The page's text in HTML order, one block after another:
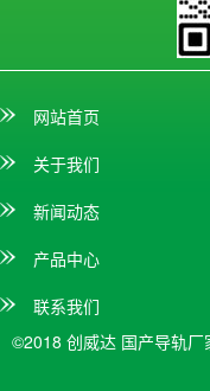
网站首页
关于我们
新闻动态
产品中心
联系我们
©2018 创威达 国产导轨